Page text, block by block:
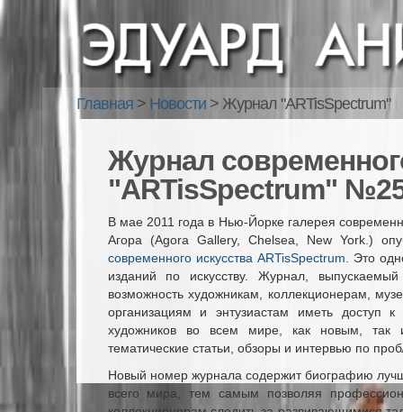
Главная> Новости> Журнал "ARTisSpectrum"
Журнал
"ARTisSpectrum"
В мае 2011 года в Нью-Йорке галерея
Агора (Agora Gallery, Chelsea, New York.)
современного искусства ARTisSpectrum.
Это
изданий по искусству. Журнал,
возможность художникам, коллекционерам,
организациям и энтузиастам иметь доступ
художников во всем мире, как новым, так
тематические статьи, обзоры и интервью по
Новый номер журнала содержит биографию
всего мира, тем самым позволяя